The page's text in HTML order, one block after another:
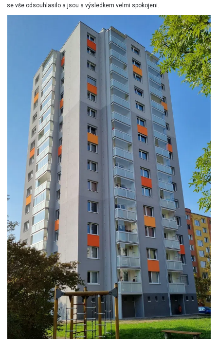
se vše odsouhlasilo a jsou s výsledkem velmi spokojeni.